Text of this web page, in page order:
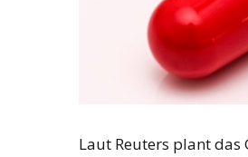
Laut Reuters plant